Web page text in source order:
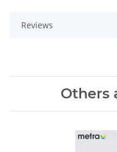
Reviews
Others